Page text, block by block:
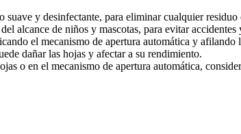
suave y desinfectante, para eliminar cualquier
alcance de niños y mascotas, para evitar accidentes
el mecanismo de apertura automática y
dañar las hojas y afectar a su rendimiento.
o en el mecanismo de apertura automática,